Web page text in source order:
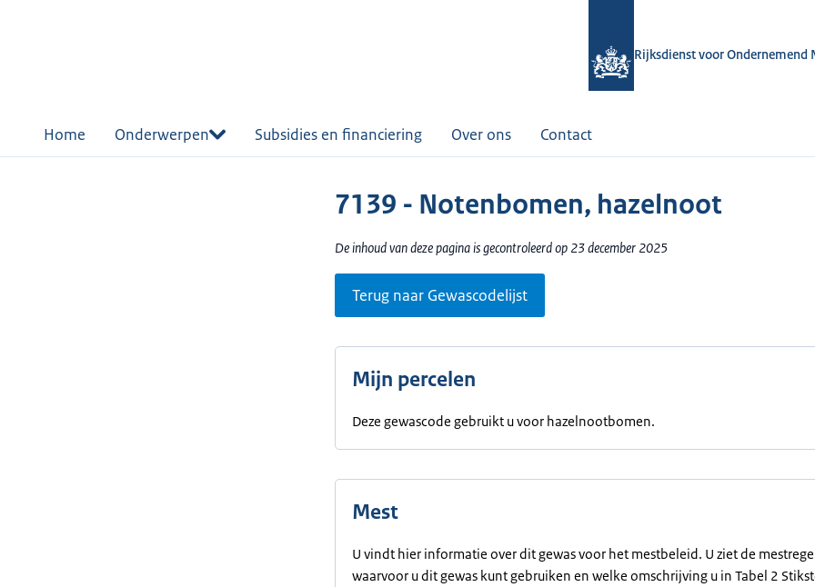
Rijksdienst voor Ondernemend
Home Onderwerpen Subsidies en financiering Over ons Contact
7139 - Notenbomen, hazelnoot
De inhoud van deze pagina is gecontroleerd op 23 december 2025
Terug naar Gewascodelijst
Mijn percelen
Deze gewascode gebruikt u voor hazelnootbomen.
Mest
U vindt hier informatie over dit gewas voor het mestbeleid. U ziet de
waarvoor u dit gewas kunt gebruiken en welke omschrijving u in Tabel 2